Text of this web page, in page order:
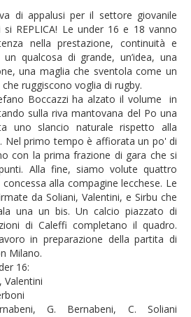
di appalusi per il settore giovanile
REPLICA! Le under 16 e 18 vanno
nella prestazione, continuità e
qualcosa di grande, un’idea, una
una maglia che sventola come un
ruggiscono voglia di rugby.
Boccazzi ha alzato il volume in
sulla riva mantovana del Po una
uno slancio naturale rispetto alla
Nel primo tempo è affiorata un po' di
con la prima frazione di gara che si
Alla fine, siamo volute quattro
alla compagine lecchese. Le
da Soliani, Valentini, e Sirbu che
una un bis. Un calcio piazzato di
di Caleffi completano il quadro.
in preparazione della partita di
Milano.
16:
Valentini
G. Bernabeni, C. Soliani